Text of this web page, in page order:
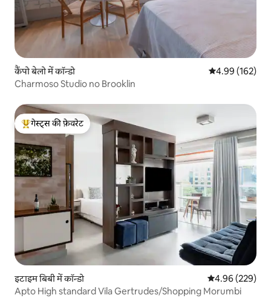
कैंपो बेलो में कॉन्डो औसत रेटिंग 5 में से
4.99 (162)
Charmoso Studio no Brooklin
गेस्ट्स का टॉप फ़ेवरेट
गेस्ट्स की फ़ेवरेट
इटाइम बिबी में कॉन्डो औसत रेटिंग 5 में से
4.96 (229)
Apto High standard Vila Gertrudes/Shopping Morumbi